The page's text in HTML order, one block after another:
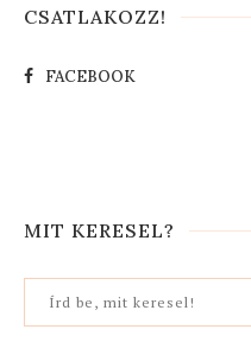
CSATLAKOZZ!
FACEBOOK
MIT KERESEL?